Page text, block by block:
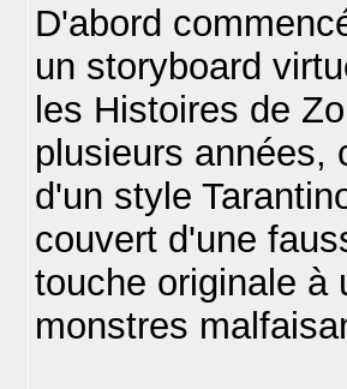
D'abord
un storyboard
les Histoires de
plusieurs années,
d'un style
couvert d'une
touche originale à
monstres